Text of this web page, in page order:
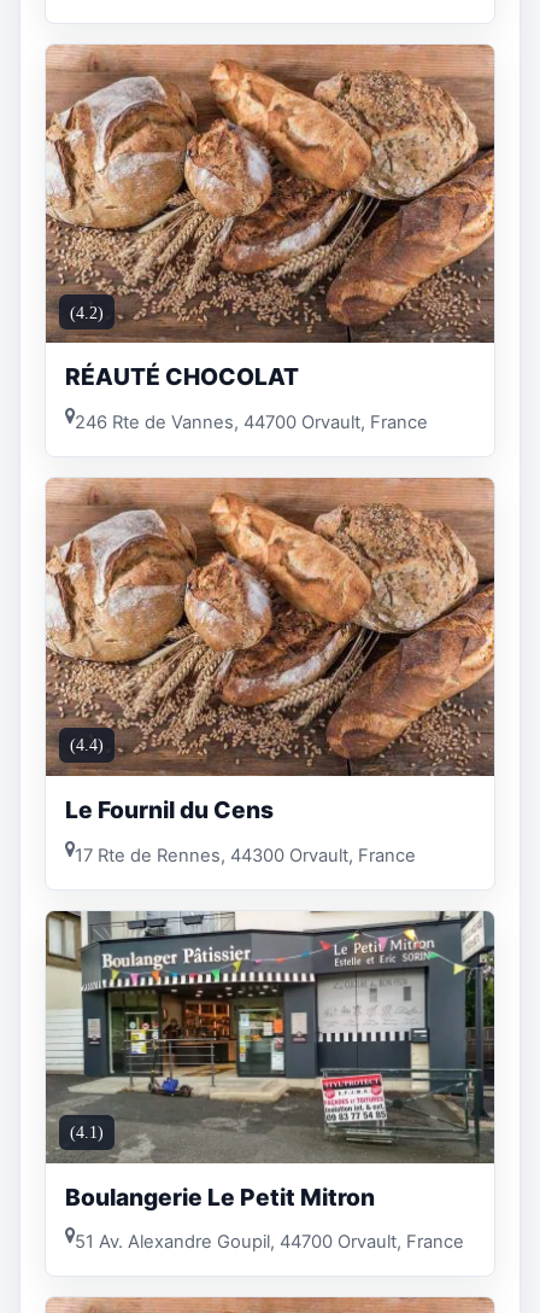
(4.2)
RÉAUTÉ CHOCOLAT
246 Rte de Vannes, 44700 Orvault, France
(4.4)
Le Fournil du Cens
17 Rte de Rennes, 44300 Orvault, France
(4.1)
Boulangerie Le Petit Mitron
51 Av. Alexandre Goupil, 44700 Orvault, France